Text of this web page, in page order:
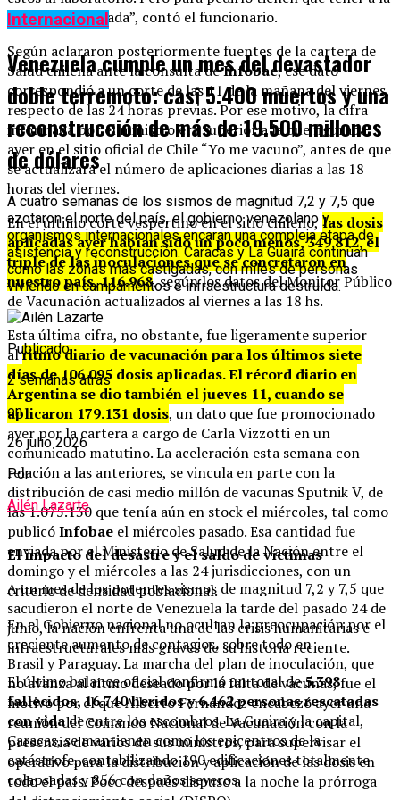
persona registrada”, contó el funcionario.
Según aclararon posteriormente fuentes de la cartera de
Salud chilena ante la consulta deInfobae, ese dato
correspondió a un corte de las 11 de la mañana del viernes,
respecto de las 24 horas previas. Por ese motivo, la cifra
informada por el ministro era superior a la que figuraba
ayer en el sitio oficial de Chile “Yo me vacuno”, antes de que
se actualizara el número de aplicaciones diarias a las 18
horas del viernes.
En el último corte vespertino en el sitio chileno,las dosis
aplicadas ayer habían sido un poco menos, 349.812, el
triple de las inoculaciones que se concretaron en
nuestro país, 116.968, según los datos del Monitor Público
de Vacunación actualizados al viernes a las 18 hs.
Esta última cifra, no obstante, fue ligeramente superior
alritmo diario de vacunación para los últimos siete
días de 106.095 dosis aplicadas. El récord diario en
Argentina se dio también el jueves 11, cuando se
aplicaron 179.131 dosis, un dato que fue promocionado
ayer por la cartera a cargo de Carla Vizzotti en un
comunicado matutino. La aceleración esta semana con
relación a las anteriores, se vincula en parte con la
distribución de casi medio millón de vacunas Sputnik V, de
las 1.075.130 que tenía aún en stock el miércoles, tal como
publicóInfobae el miércoles pasado. Esa cantidad fue
enviada por el Ministerio de Salud de la Nación entre el
domingo y el miércoles a las 24 jurisdicciones, con un
criterio de densidad poblacional.
En el Gobierno nacional no ocultan la preocupación por el
creciente aumento de contagios, sobre todo en
Brasil y Paraguay. La marcha del plan de inoculación, que
no avanza al ritmo deseado por la falta de vacunas, fue el
motivo por el que Alberto Fernández encabezó ayer una
reunión del Comando Nacional de Vacunación con la
presencia de varios de sus ministros, para supervisar el
operativo para la distribución y aplicación de las dosis en
todo el país. Poco después dispuso a la noche la prórroga
Internacional
Venezuela cumple un mes del devastador
doble terremoto: casi 5.400 muertos y una
reconstrucción de más de 19.500 millones
de dólares
A cuatro semanas de los sismos de magnitud 7,2 y 7,5 que
azotaron el norte del país, el gobierno venezolano y
organismos internacionales encaran una compleja etapa de
asistencia y reconstrucción. Caracas y La Guaira continúan
como las zonas más castigadas, con miles de personas
viviendo en campamentos e infraestructura destruida.
Publicado
2 semanas atrás
en
26 julio 2026
Por
Ailén Lazarte
El impacto del desastre y el saldo de víctimas
A un mes de los potentes sismos de magnitud 7,2 y 7,5 que
sacudieron el norte de Venezuela la tarde del pasado 24 de
junio, la nación enfrenta una de las crisis humanitarias e
infraestructurales más graves de su historia reciente.
El último balance oficial confirmó un total de5.398
fallecidos, 16.740 heridos y 6.462 personas rescatadas
con vidade entre los escombros. La Guaira y la capital,
Caracas, se mantienen como los epicentros de la
catástrofe, contabilizando 190 edificaciones totalmente
colapsadas y 856 con daños severos.